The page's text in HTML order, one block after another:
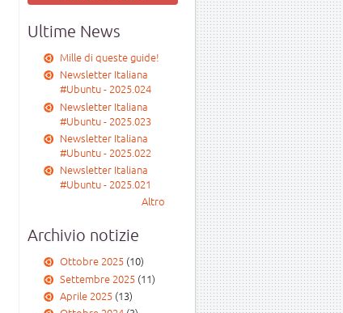
Ultime News
Mille di queste guide!
Newsletter Italiana
#Ubuntu - 2025.024
Newsletter Italiana
#Ubuntu - 2025.023
Newsletter Italiana
#Ubuntu - 2025.022
Newsletter Italiana
#Ubuntu - 2025.021
Altro
Archivio notizie
Ottobre 2025(10)
Settembre 2025(11)
Aprile 2025(13)